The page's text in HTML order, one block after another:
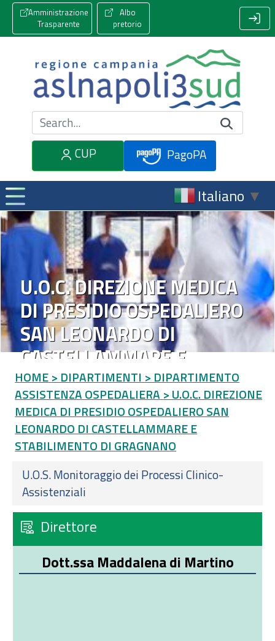
Amministrazione
Trasparente
Albo
pretorio
Cerca nel sito
CUP
PagoPA
Italiano ▼
U.O.C. DIREZIONE MEDICA
DI PRESIDIO OSPEDALIERO
SAN LEONARDO DI
CASTELLAMMARE E
STABILIMENTO DI
GRAGNANO
HOME > DIPARTIMENTI > DIPARTIMENTO
ASSISTENZA OSPEDALIERA > U.O.C. DIREZIONE
MEDICA DI PRESIDIO OSPEDALIERO SAN
LEONARDO DI CASTELLAMMARE E
STABILIMENTO DI GRAGNANO
U.O.S. Monitoraggio dei Processi Clinico-
Assistenziali
Direttore
Dott.ssa Maddalena di Martino